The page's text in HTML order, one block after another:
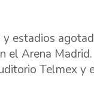
estadios
el Arena
Telmex y